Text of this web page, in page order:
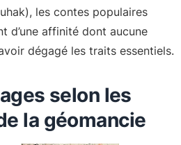
les contes populaires
d’une affinité dont aucune
dégagé les traits essentiels.
selon les
la géomancie